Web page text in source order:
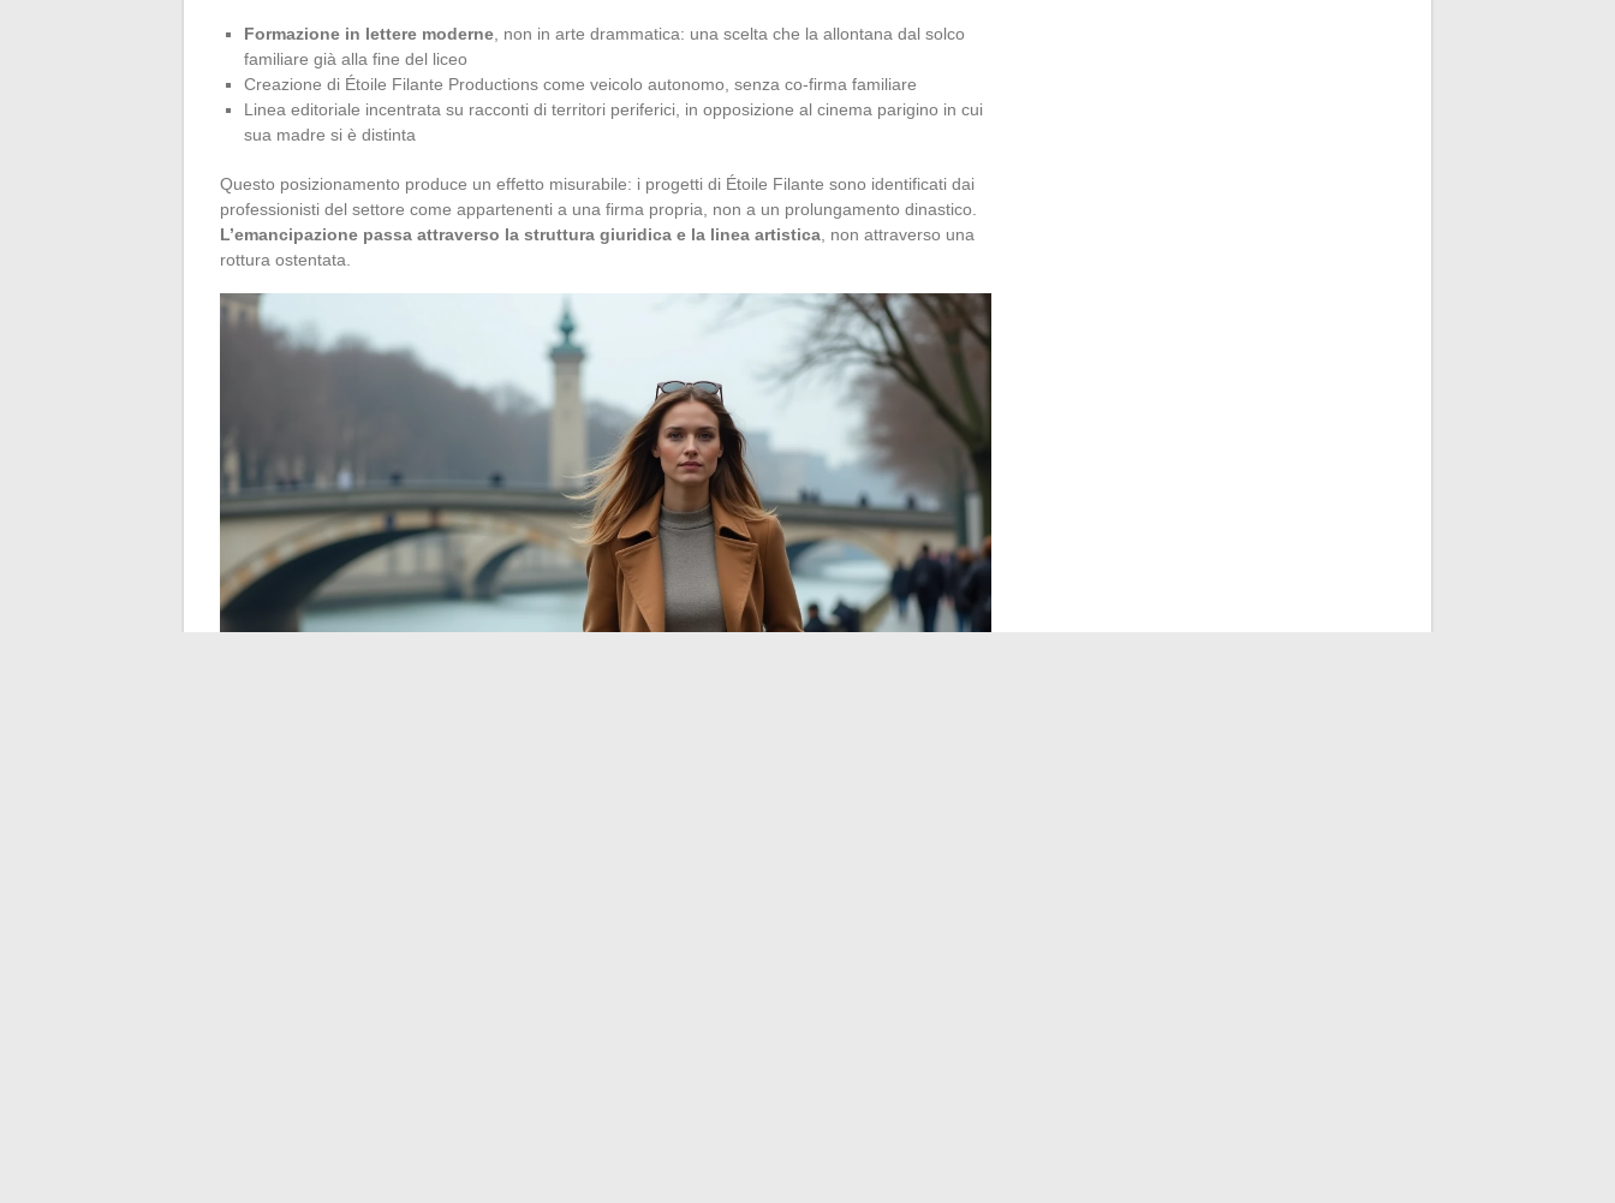
Formazione in lettere moderne, non in arte drammatica: una scelta che la allontana dal solco
familiare già alla fine del liceo
Creazione di Étoile Filante Productions come veicolo autonomo, senza co-firma familiare
Linea editoriale incentrata su racconti di territori periferici, in opposizione al cinema parigino in cui
sua madre si è distinta
Questo posizionamento produce un effetto misurabile: i progetti di Étoile Filante sono identificati dai
professionisti del settore come appartenenti a una firma propria, non a un prolungamento dinastico.
L’emancipazione passa attraverso la struttura giuridica e la linea artistica, non attraverso una
rottura ostentata.